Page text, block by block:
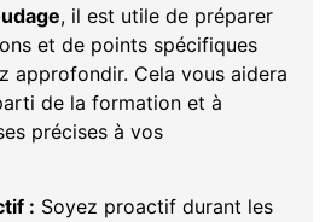
, il est utile de préparer
et de points spécifiques
approfondir. Cela vous aidera
de la formation et à
précises à vos
: Soyez proactif durant les